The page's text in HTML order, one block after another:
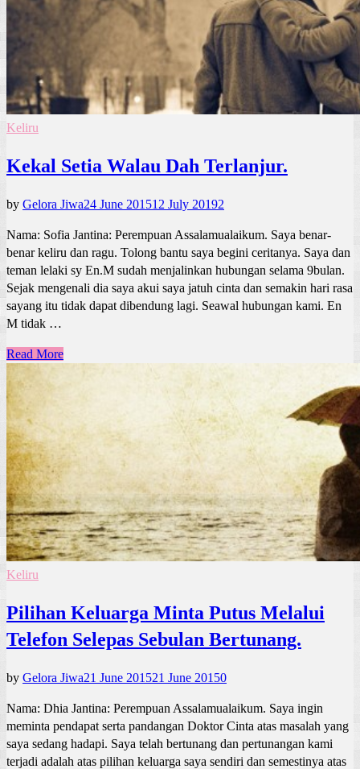
Keliru
Kekal Setia Walau Dah Terlanjur.
by Gelora Jiwa24 June 201512 July 20192
Nama: Sofia Jantina: Perempuan Assalamualaikum. Saya benar-
benar keliru dan ragu. Tolong bantu saya begini ceritanya. Saya dan
teman lelaki sy En.M sudah menjalinkan hubungan selama 9bulan.
Sejak mengenali dia saya akui saya jatuh cinta dan semakin hari rasa
sayang itu tidak dapat dibendung lagi. Seawal hubungan kami. En
M tidak …
Read More
Keliru
Pilihan Keluarga Minta Putus Melalui
Telefon Selepas Sebulan Bertunang.
by Gelora Jiwa21 June 201521 June 20150
Nama: Dhia Jantina: Perempuan Assalamualaikum. Saya ingin
meminta pendapat serta pandangan Doktor Cinta atas masalah yang
saya sedang hadapi. Saya telah bertunang dan pertunangan kami
terjadi adalah atas pilihan keluarga saya sendiri dan semestinya atas